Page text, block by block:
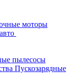
моторы
пылесосы
Пускозарядные